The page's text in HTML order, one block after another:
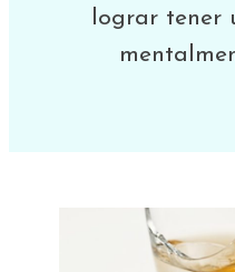
lograr tener